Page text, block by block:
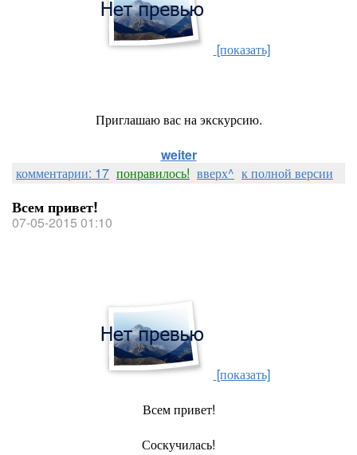
[показать]
Приглашаю вас на экскурсию.
weiter
комментарии: 17 понравилось! вверх^ к полной версии
Всем привет!
07-05-2015 01:10
[показать]
Всем привет!
Соскучилась!